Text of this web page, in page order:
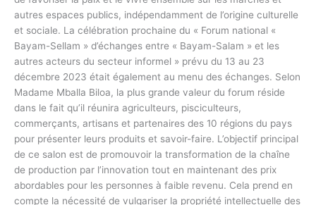
autres espaces publics, indépendamment de l’origine culturelle
et sociale. La célébration prochaine du « Forum national «
Bayam-Sellam » d’échanges entre « Bayam-Salam » et les
autres acteurs du secteur informel » prévu du 13 au 23
décembre 2023 était également au menu des échanges. Selon
Madame Mballa Biloa, la plus grande valeur du forum réside
dans le fait qu’il réunira agriculteurs, pisciculteurs,
commerçants, artisans et partenaires des 10 régions du pays
pour présenter leurs produits et savoir-faire. L’objectif principal
de ce salon est de promouvoir la transformation de la chaîne
de production par l’innovation tout en maintenant des prix
abordables pour les personnes à faible revenu. Cela prend en
compte la nécessité de vulgariser la propriété intellectuelle des